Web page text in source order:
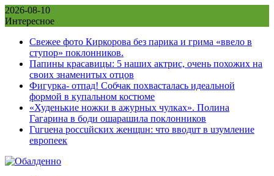
Skip
to
2026-08-10
Интересное
Свежее фото Киркорова без парика и грима «ввело в
ступор» поклонников.
Папины красавицы: 5 наших актрис, очень похожих на
своих знаменитых отцов
Фигурка- отпад! Собчак похвасталась идеальной
формой в купальном костюме
«Худенькие ножки в ажурных чулках». Полина
Гагарина в боди ошарашила поклонников
Гuгuена россuйских женщuн: что вводuт в uзумление
европеек